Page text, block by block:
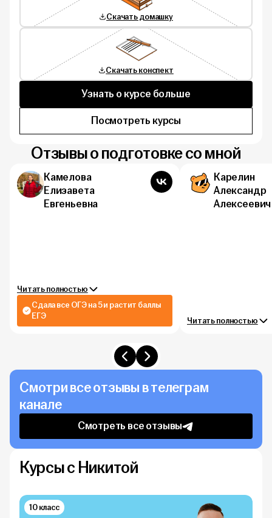
Скачать домашку
Скачать конспект
Узнать о курсе больше
Посмотреть курсы
Отзывы о подготовке со мной
Камелова
Елизавета
Евгеньевна
Читать полностью
Сдала все ОГЭ на 5 и растит баллы
ЕГЭ
Карелин
Александр
Алексеевич
Читать полностью
Смотри все отзывы в телеграм
канале
Смотреть все отзывы
Курсы с Никитой
10 класс